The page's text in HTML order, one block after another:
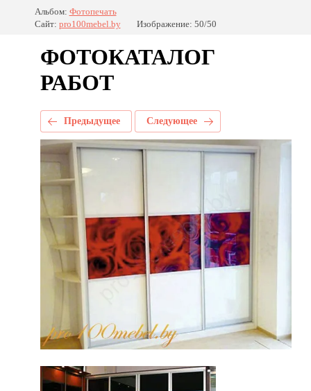
Альбом: Фотопечать
Сайт: pro100mebel.by Изображение: 50/50
ФОТОКАТАЛОГ
РАБОТ
Предыдущее Следующее